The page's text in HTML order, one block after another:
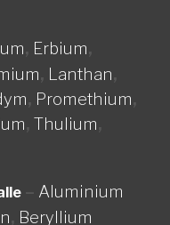
, Erbium,
, Lanthan,
, Promethium,
, Thulium,
– Aluminium
, Beryllium